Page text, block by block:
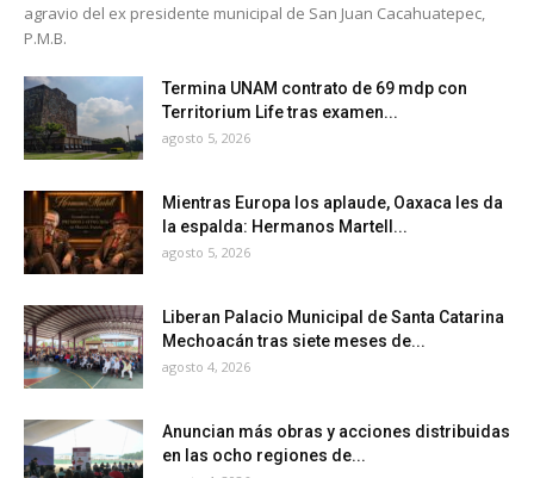
agravio del ex presidente municipal de San Juan Cacahuatepec,
P.M.B.
Termina UNAM contrato de 69 mdp con
Territorium Life tras examen...
agosto 5, 2026
Mientras Europa los aplaude, Oaxaca les da
la espalda: Hermanos Martell...
agosto 5, 2026
Liberan Palacio Municipal de Santa Catarina
Mechoacán tras siete meses de...
agosto 4, 2026
Anuncian más obras y acciones distribuidas
en las ocho regiones de...